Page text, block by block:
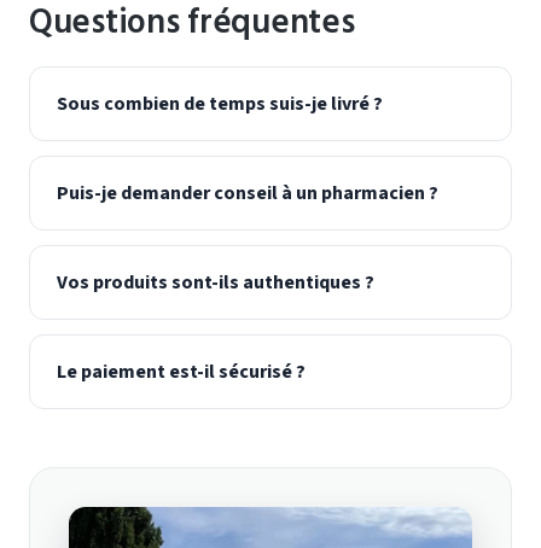
Questions fréquentes
Sous combien de temps suis-je livré ?
Puis-je demander conseil à un pharmacien ?
Vos produits sont-ils authentiques ?
Le paiement est-il sécurisé ?